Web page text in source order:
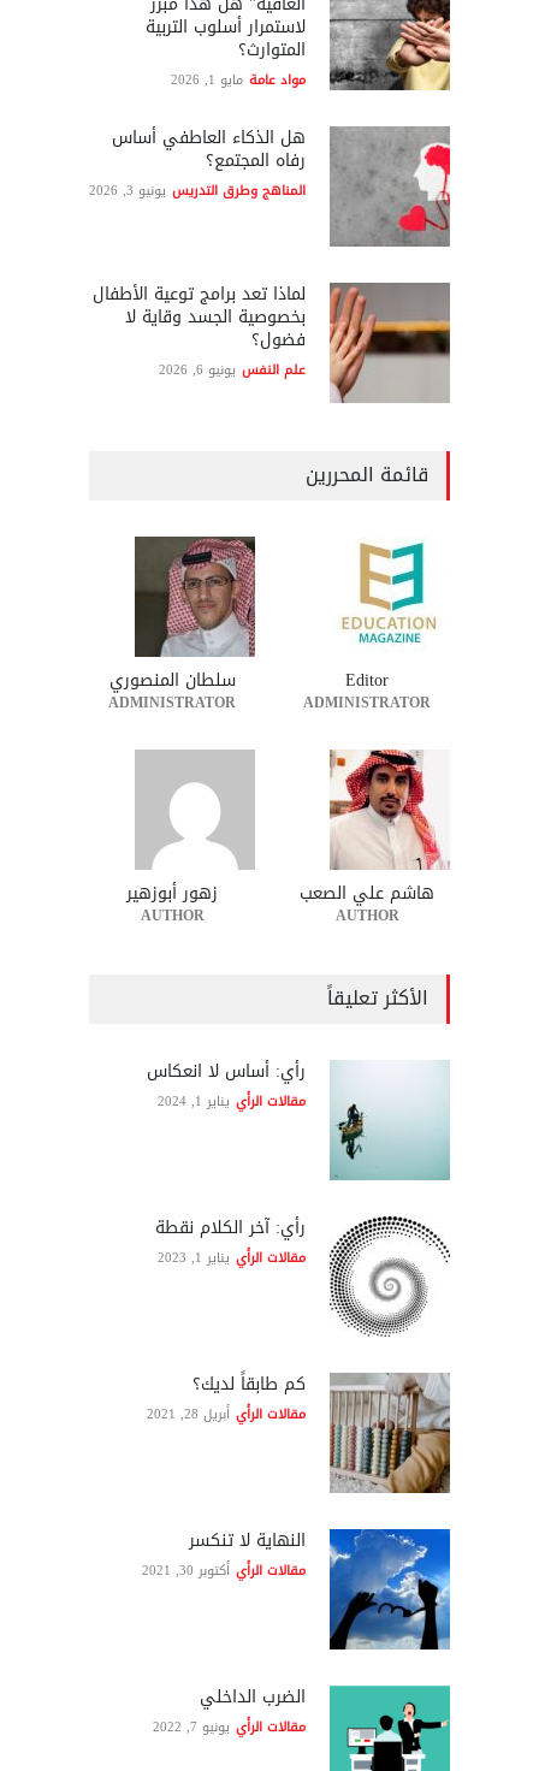
لاستمرار أسلوب التربية
المتوارث؟
مواد عامة مايو 1, 2026
هل الذكاء العاطفي أساس
رفاه المجتمع؟
المناهج وطرق التدريس يونيو 3, 2026
لماذا تعد برامج توعية الأطفال
بخصوصية الجسد وقاية لا
فضول؟
علم النفس يونيو 6, 2026
قائمة المحررين
Editor
ADMINISTRATOR
سلطان المنصوري
ADMINISTRATOR
هاشم علي الصعب
AUTHOR
زهور أبوزهير
AUTHOR
الأكثر تعليقاً
رأي: أساس لا انعكاس
مقالات الرأي يناير 1, 2024
رأي: آخر الكلام نقطة
مقالات الرأي يناير 1, 2023
كم طابقاً لديك؟
مقالات الرأي أبريل 28, 2021
النهاية لا تنكسر
مقالات الرأي أكتوبر 30, 2021
الضرب الداخلي
مقالات الرأي يونيو 7, 2022